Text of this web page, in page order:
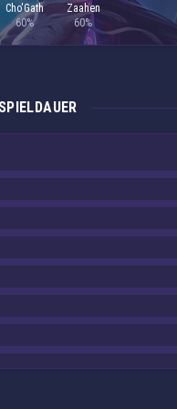
Cho'Gath
60%
Zaahen
60%